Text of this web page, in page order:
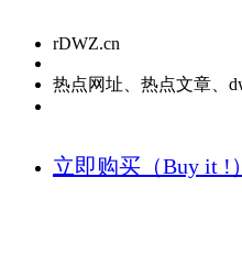
rDWZ.cn
热点网址、热点文章、
立即购买（Buy it !）